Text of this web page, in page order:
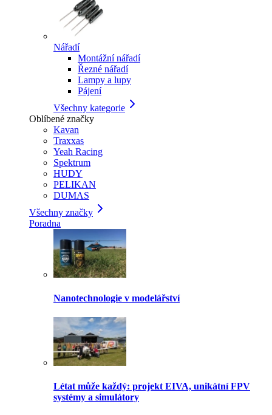
Nářadí
Montážní nářadí
Řezné nářadí
Lampy a lupy
Pájení
Všechny kategorie
Oblíbené značky
Kavan
Traxxas
Yeah Racing
Spektrum
HUDY
PELIKAN
DUMAS
Všechny značky
Poradna
Nanotechnologie v modelářství
Létat může každý: projekt EIVA, unikátní FPV
systémy a simulátory